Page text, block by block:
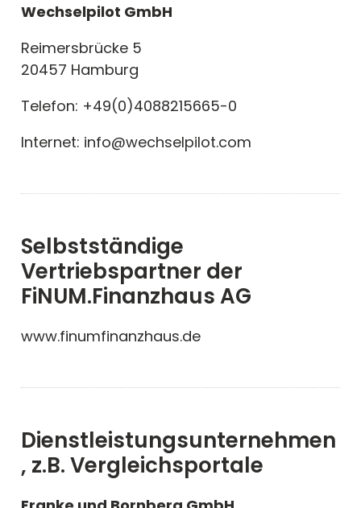
Wechselpilot GmbH
Reimersbrücke 5
20457 Hamburg
Telefon: +49(0)4088215665-0
Internet: info@wechselpilot.com
Selbstständige
Vertriebspartner der
FiNUM.Finanzhaus AG
www.finumfinanzhaus.de
Dienstleistungsunternehmen
, z.B. Vergleichsportale
Absenden